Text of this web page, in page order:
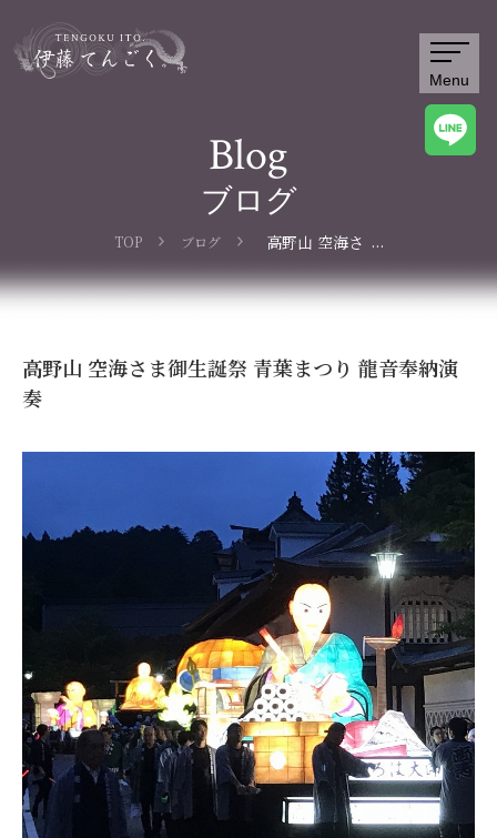
Menu
Blog
ブログ
TOP ブログ
高野山 空海さ
葉まつり 龍音
...
高野山 空海さま御生誕祭 青葉まつり 龍音奉納演
奏